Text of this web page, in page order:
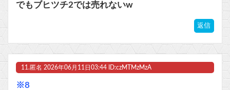
でもブヒツチ2では売れないw
返信
11. 匿名 2026年06月11日03:44 ID:czMTMzMzA
※8